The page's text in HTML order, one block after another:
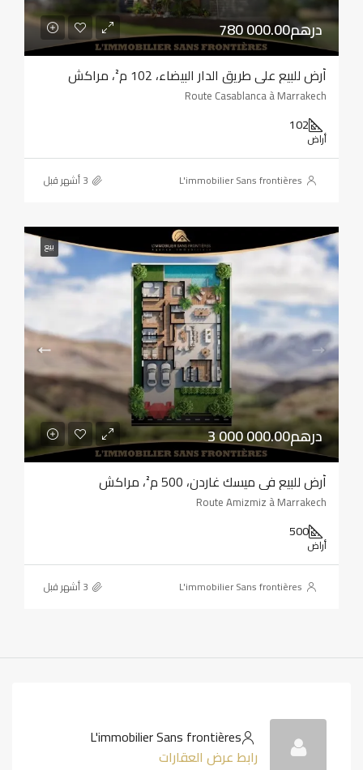
780 000.00درهم
أرض للبيع على طريق الدار البيضاء، 102 م²، مراكش
Route Casablanca à Marrakech
102
أراض
L'immobilier Sans frontières
بيع
3 000 000.00درهم
أرض للبيع في ميسك غاردن، 500 م²، مراكش
Route Amizmiz à Marrakech
500
أراض
L'immobilier Sans frontières
L'immobilier Sans frontières
رابط عرض العقارات